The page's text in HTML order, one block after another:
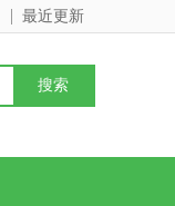
最近更新